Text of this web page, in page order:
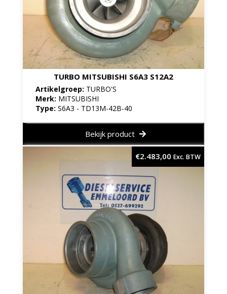
TURBO MITSUBISHI S6A3 S12A2
Artikelgroep: TURBO'S
Merk: MITSUBISHI
Type: S6A3 - TD13M-42B-40
Bekijk product
€2.483,00 Exc. BTW